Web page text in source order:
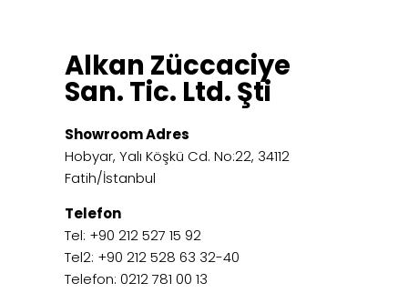
Alkan Züccaciye
San. Tic. Ltd. Şti
Showroom Adres
Hobyar, Yalı Köşkü Cd. No:22, 34112
Fatih/İstanbul
Telefon
Tel: +90 212 527 15 92
Tel2: +90 212 528 63 32-40
Telefon: 0212 781 00 13